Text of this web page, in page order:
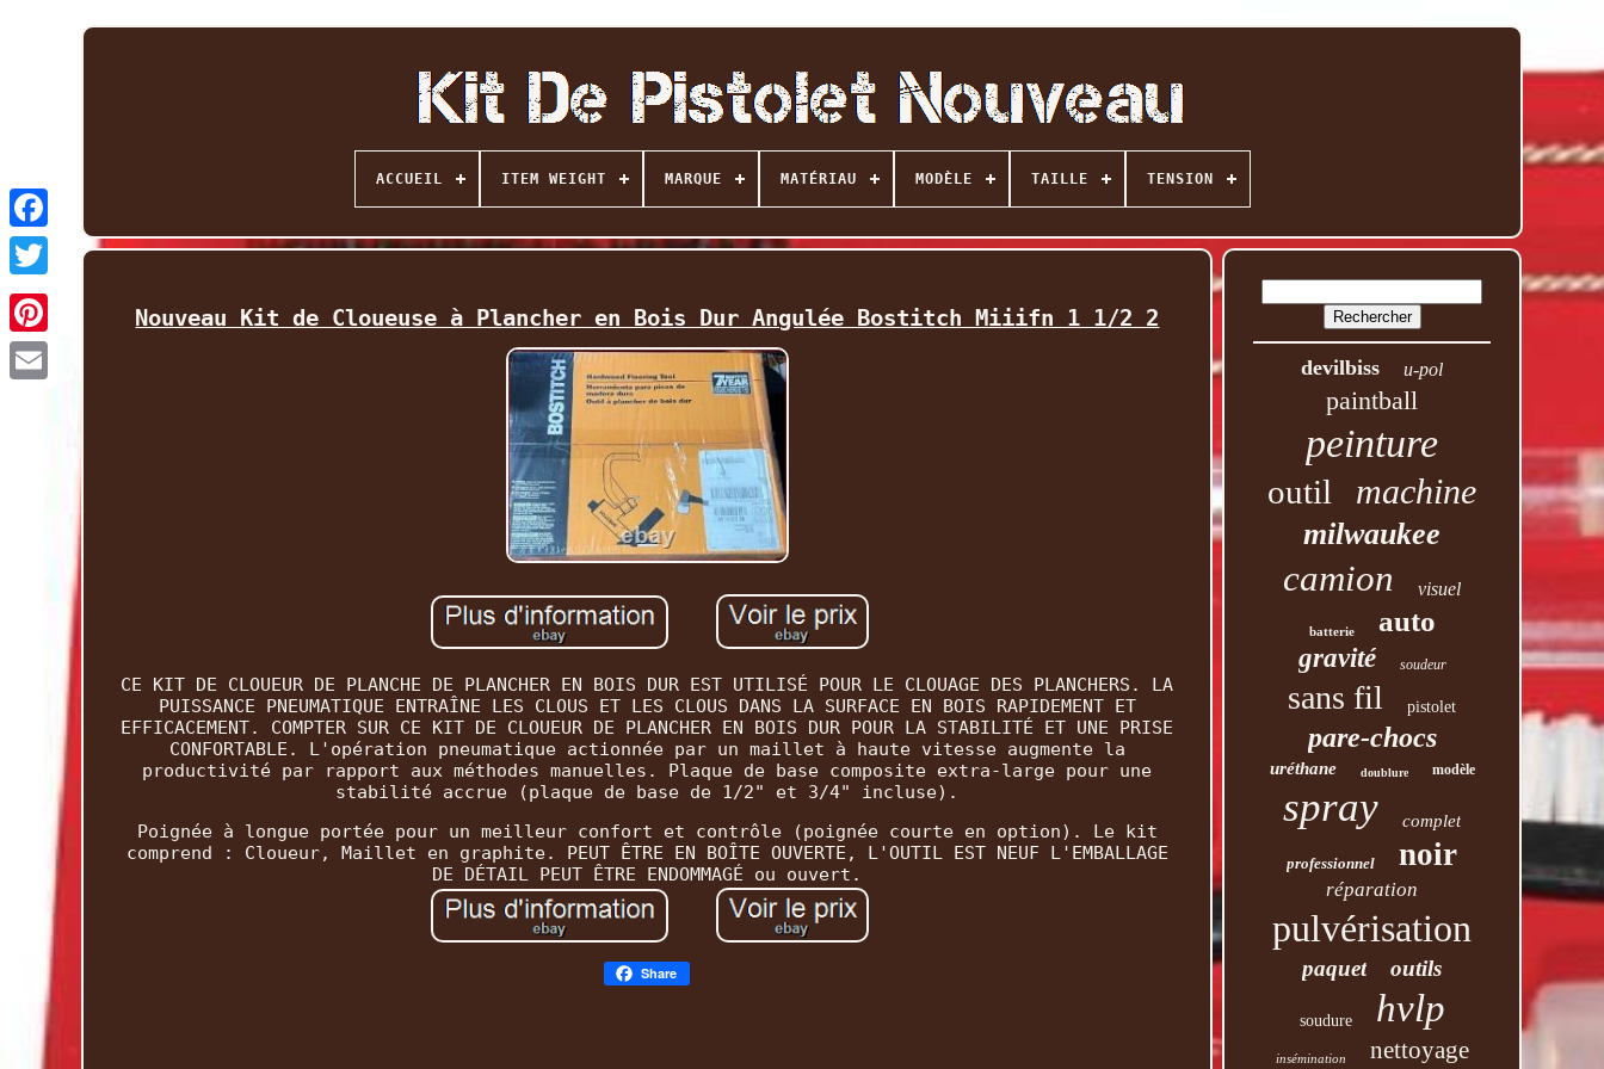
Facebook
Twitter
ACCUEIL ITEM WEIGHT MARQUE MATÉRIAU MODÈLE TAILLE TENSION
Nouveau Kit de Cloueuse à Plancher en Bois Dur Angulée Bostitch Miiifn 1 1/2 2
CE KIT DE CLOUEUR DE PLANCHE DE PLANCHER EN BOIS DUR EST UTILISÉ POUR LE CLOUAGE DES PLANCHERS. LA
PUISSANCE PNEUMATIQUE ENTRAÎNE LES CLOUS ET LES CLOUS DANS LA SURFACE EN BOIS RAPIDEMENT ET
EFFICACEMENT. COMPTER SUR CE KIT DE CLOUEUR DE PLANCHER EN BOIS DUR POUR LA STABILITÉ ET UNE PRISE
CONFORTABLE. L'opération pneumatique actionnée par un maillet à haute vitesse augmente la
productivité par rapport aux méthodes manuelles. Plaque de base composite extra-large pour une
stabilité accrue (plaque de base de 1/2" et 3/4" incluse).
Poignée à longue portée pour un meilleur confort et contrôle (poignée courte en option). Le kit
comprend : Cloueur, Maillet en graphite. PEUT ÊTRE EN BOÎTE OUVERTE, L'OUTIL EST NEUF L'EMBALLAGE
DE DÉTAIL PEUT ÊTRE ENDOMMAGÉ ou ouvert.
Share
devilbiss u-pol
paintball
peinture
outil machine
milwaukee
camion visuel
batterie auto
gravité soudeur
sans fil pistolet
pare-chocs
uréthane doublure modèle
spray complet
professionnel noir
réparation
pulvérisation
paquet outils
soudure hvlp
insémination nettoyage